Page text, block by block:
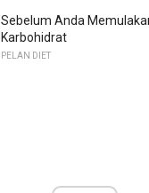
Sebelum Anda
Karbohidrat
PELAN DIET